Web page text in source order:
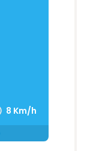
8 Km/h